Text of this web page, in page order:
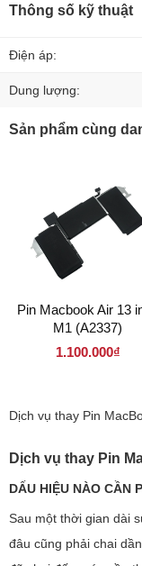
Thông số kỹ thuật
Điện áp:
Dung lượng:
Sản phẩm cùng
Pin Macbook Air 13
M1 (A2337)
1.100.000₫
Dịch vụ thay Pin
Dịch vụ thay Pin
DẤU HIỆU NÀO CẦN
Sau một thời gian dài
đâu cũng phải chai